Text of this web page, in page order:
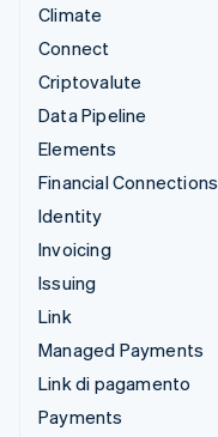
Climate
Connect
Criptovalute
Data Pipeline
Elements
Financial Connections
Identity
Invoicing
Issuing
Link
Managed Payments
Link di pagamento
Payments